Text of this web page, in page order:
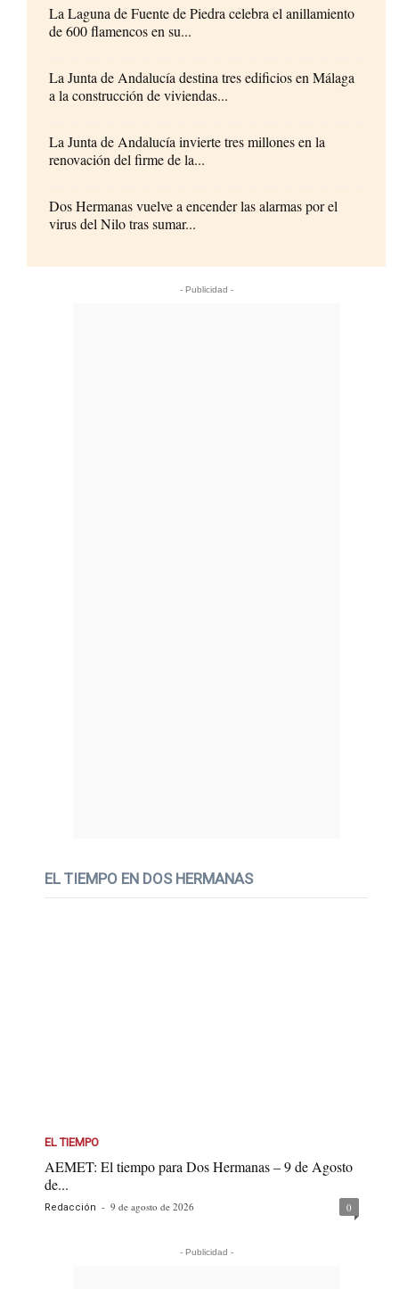
La Laguna de Fuente de Piedra celebra el anillamiento
de 600 flamencos en su...
La Junta de Andalucía destina tres edificios en Málaga
a la construcción de viviendas...
La Junta de Andalucía invierte tres millones en la
renovación del firme de la...
Dos Hermanas vuelve a encender las alarmas por el
virus del Nilo tras sumar...
- Publicidad -
EL TIEMPO EN DOS HERMANAS
EL TIEMPO
AEMET: El tiempo para Dos Hermanas – 9 de Agosto
de...
Redacción - 9 de agosto de 2026 0
- Publicidad -